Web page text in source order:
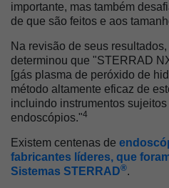
importante, mas também
de que são feitos e aos
Na revisão de seus
determinou que "STERRAD
[gás plasma de peróxido de
método altamente eficaz de
incluindo instrumentos sujeitos
endoscópios."4
Existem centenas de
fabricantes líderes, que
Sistemas STERRAD®.